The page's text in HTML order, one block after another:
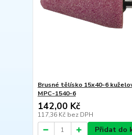
Brusné tělísko 15x40-6
MPC-1540-6
142,00 Kč
117,36 Kč bez DPH
Přidat do